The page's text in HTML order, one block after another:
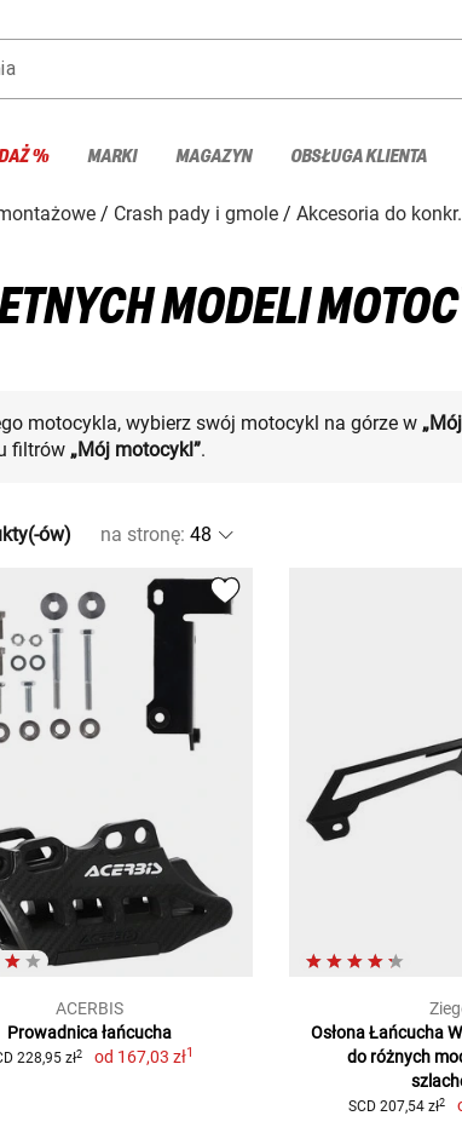
% MARKI MAGAZYN OBSŁUGA KLIENTA
Crash pady i gmole Akcesoria do
MODELI
motocykla, wybierz swój motocykl na górze w
filtrów „Mój motocykl”.
ów) na stronę:
ACERBIS
Prowadnica łańcucha
228,95 zł2 od 167,03 zł1
Osłona Łańcucha
do różnych
SCD 207,54 zł2